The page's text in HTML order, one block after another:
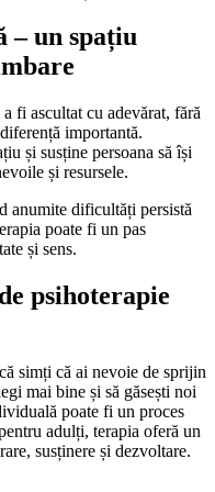
– un spațiu
fi ascultat cu adevărat, fără
importantă.
și susține persoana să își
și resursele.
anumite dificultăți persistă
poate fi un pas
și sens.
psihoterapie
simți că ai nevoie de sprijin
mai bine și să găsești noi
poate fi un proces
adulți, terapia oferă un
susținere și dezvoltare.